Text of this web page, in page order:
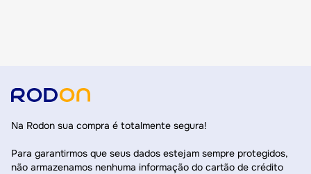
Na Rodon sua compra é totalmente segura!
Para garantirmos que seus dados estejam sempre protegidos,
não armazenamos nenhuma informação do cartão de crédito